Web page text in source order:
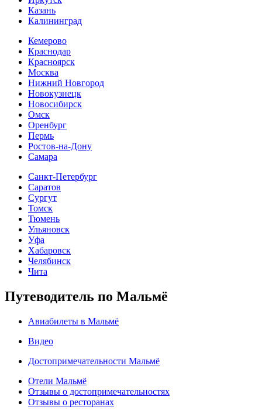
Казань
Калининград
Кемерово
Краснодар
Красноярск
Москва
Нижний Новгород
Новокузнецк
Новосибирск
Омск
Оренбург
Пермь
Ростов-на-Дону
Самара
Санкт-Петербург
Саратов
Сургут
Томск
Тюмень
Ульяновск
Уфа
Хабаровск
Челябинск
Чита
Путеводитель по Мальмё
Авиабилеты в Мальмё
Видео
Достопримечательности Мальмё
Отели Мальмё
Отзывы о достопримечательностях
Отзывы о ресторанах